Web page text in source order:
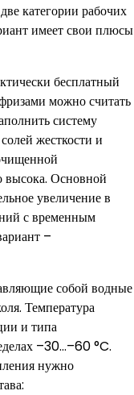
категории рабочих
имеет свои плюсы
бесплатный
можно считать
систему
жесткости и
высока. Основной
увеличение в
с временным
–
собой водные
Температура
и типа
–30…–60 °C.
нужно